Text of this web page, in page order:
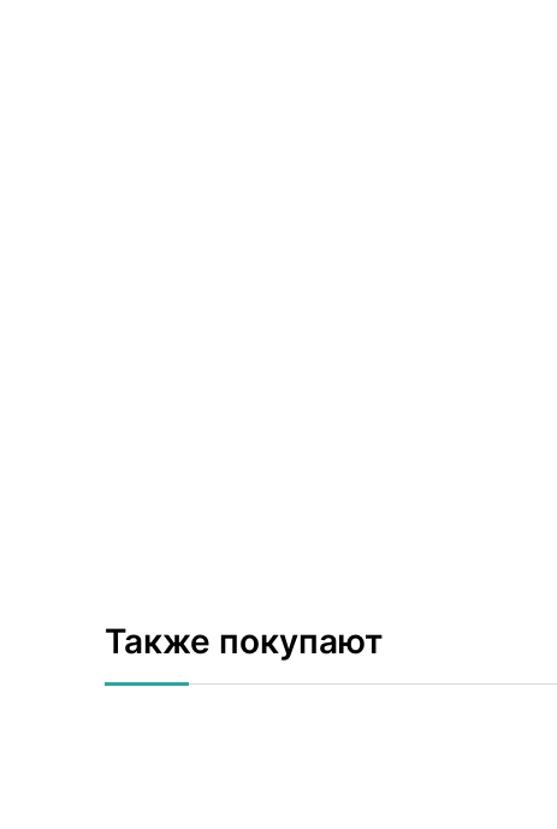
Также покупают